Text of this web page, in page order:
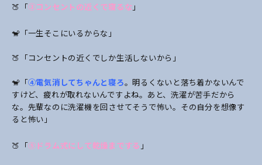
🍑「③コンセントの近くで寝るな 」
🐒「一生そこにいるからな」
🍑「コンセントの近くでしか生活しないから」
🐒「④電気消してちゃんと寝ろ。明るくないと落ち着かないんで
すけど、疲れが取れないんですよね。あと、洗濯が苦手だから
な。先輩なのに洗濯機を回させてそうで怖い。その自分を想像す
ると怖い」
🍑「⑤ドラム式にして乾燥までする 」